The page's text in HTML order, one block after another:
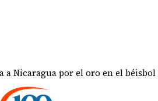
por el oro en el béisbol de los